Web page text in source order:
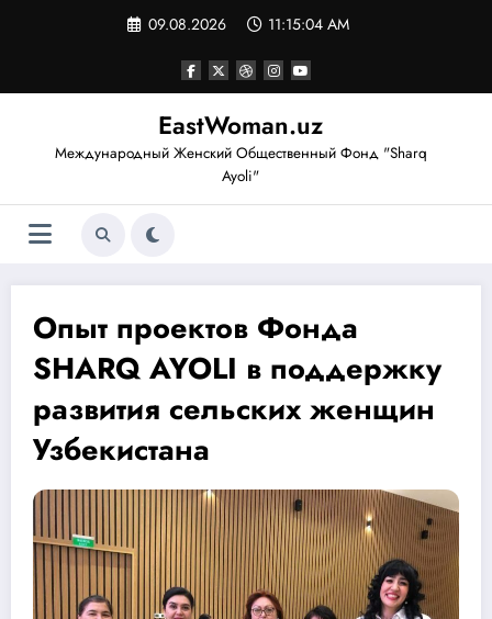
09.08.2026 11:15:05 AM
EastWoman.uz
Международный Женский Общественный Фонд "Sharq
Ayoli"
Опыт проектов Фонда
SHARQ AYOLI в поддержку
развития сельских женщин
Узбекистана